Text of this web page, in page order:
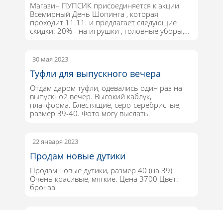
Магазин ПУПСИК присоединяется к акции
Всемирный День Шопинга , которая
проходит 11.11. и предлагает следующие
скидки: 20% - на игрушки , головные уборы,…
30 мая 2023
Туфли для выпускного вечера
Отдам даром туфли, одевались один раз на
выпускной вечер. Высокий каблук,
платформа. Блестящие, серо-серебристые,
размер 39-40. Фото могу выслать.
22 января 2023
Продам новые дутики
Продам новые дутики, размер 40 (на 39)
Очень красивые, мягкие. Цена 3700 Цвет:
бронза